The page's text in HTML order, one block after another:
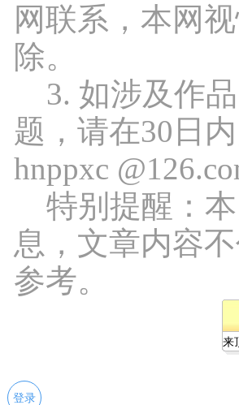
网联系，本网
除。
3. 如涉及作
题，请在30日
hnppxc
特别提醒：本
息，文章内容
参考。
来
登录